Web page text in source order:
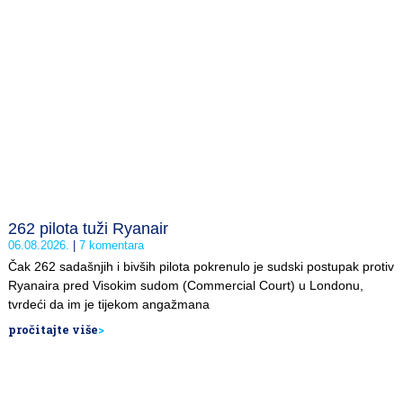
262 pilota tuži Ryanair
06.08.2026. 7 komentara
Čak 262 sadašnjih i bivših pilota pokrenulo je sudski postupak protiv
Ryanaira pred Visokim sudom (Commercial Court) u Londonu,
tvrdeći da im je tijekom angažmana
pročitajte više>